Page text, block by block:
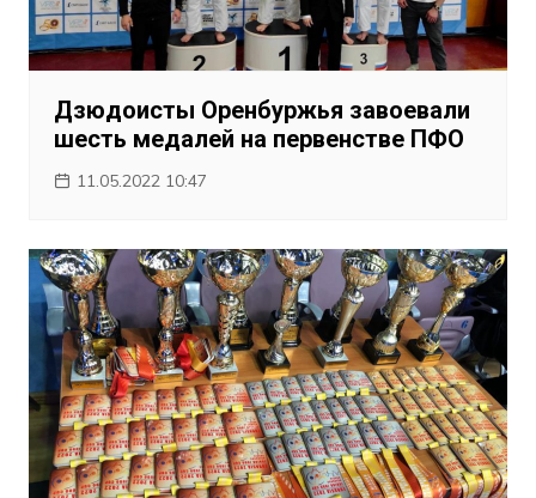
Дзюдоисты Оренбуржья завоевали
шесть медалей на первенстве ПФО
11.05.2022 10:47